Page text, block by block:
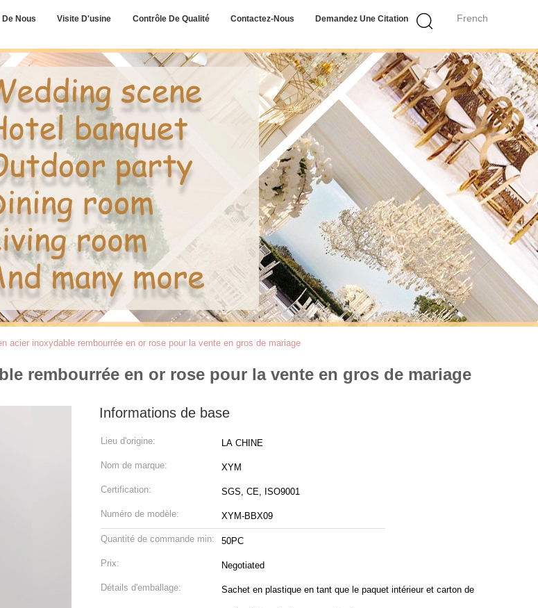
French
Nous Visite D'usine Contrôle De Qualité Contactez-Nous Demandez Une Citation
acier inoxydable rembourrée en or rose pour la vente en gros de mariage
rembourrée en or rose pour la vente en gros de mariage
Informations de base
Lieu d'origine: LA CHINE
Nom de marque: XYM
Certification: SGS, CE, ISO9001
Numéro de modèle: XYM-BBX09
Quantité de commande min: 50PC
Prix: Negotiated
Détails d'emballage: Sachet en plastique en tant que le paquet intérieur et carton de